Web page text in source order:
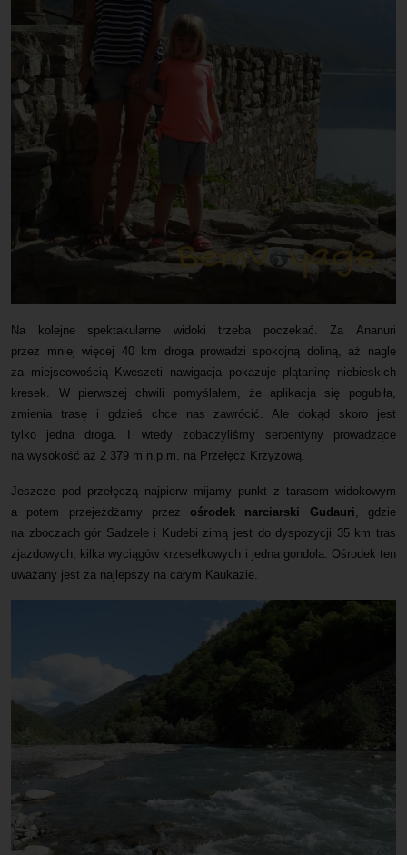
Na kolejne spektakularne widoki trzeba poczekać. Za Ananuri
przez mniej więcej 40 km droga prowadzi spokojną doliną, aż nagle
za miejscowością Kweszeti nawigacja pokazuje plątaninę niebieskich
kresek. W pierwszej chwili pomyślałem, że aplikacja się pogubiła,
zmienia trasę i gdzieś chce nas zawrócić. Ale dokąd skoro jest
tylko jedna droga. I wtedy zobaczyliśmy serpentyny prowadzące
na wysokość aż 2 379 m n.p.m. na Przełęcz Krzyżową.
Jeszcze pod przełęczą najpierw mijamy punkt z tarasem widokowym
a potem przejeżdżamy przez ośrodek narciarski Gudauri , gdzie
na zboczach gór Sadzele i Kudebi zimą jest do dyspozycji 35 km tras
zjazdowych, kilka wyciągów krzesełkowych i jedna gondola. Ośrodek ten
uważany jest za najlepszy na całym Kaukazie.